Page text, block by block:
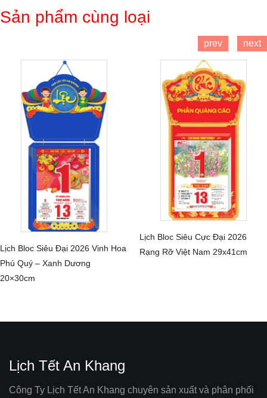
Sản phẩm cùng loại
CHI TIẾT
Lịch Bloc Siêu Đại 2026 Vinh Hoa
Phú Quý – Xanh Dương
20×30cm
Lịch Bloc Siêu Cực Đại 2026
Rạng Rỡ Việt Nam 29x41cm
prev next
Lịch Tết An Khang
Công Ty Lịch Tết An Khang chuyên sản xuất và phân phối